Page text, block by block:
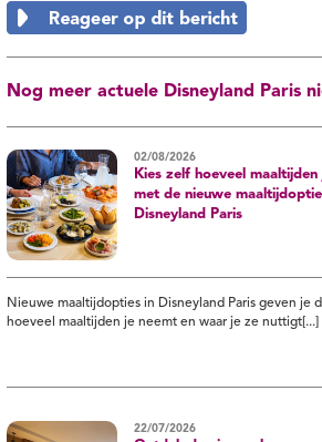
Nog meer actuele Disneyland Paris
02/08/2026
Kies zelf hoeveel
met de nieuwe
Disneyland Paris
Nieuwe maaltijdopties in Disneyland Paris geven je
hoeveel maaltijden je neemt en waar je ze nuttigt[...]
22/07/2026